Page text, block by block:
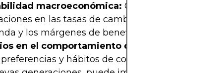
macroeconómica: Crisis económicas,
en las tasas de cambio pueden afectar la
y los márgenes de beneficio.
en el comportamiento del consumidor:
y hábitos de compra,